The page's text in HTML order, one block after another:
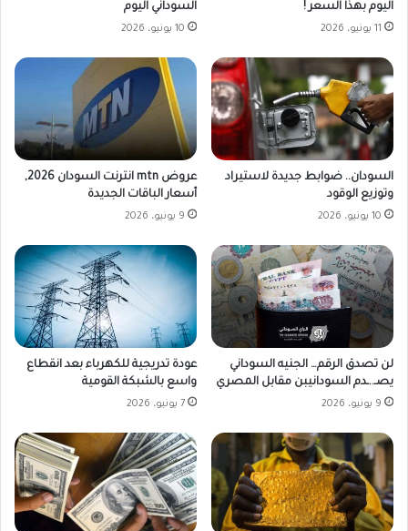
اليوم بهذا السعر !
11 يونيو، 2026
السوداني اليوم
10 يونيو، 2026
السودان.. ضوابط جديدة لاستيراد
وتوزيع الوقود
10 يونيو، 2026
عروض mtn انترنت السودان 2026,
أسعار الباقات الجديدة
9 يونيو، 2026
لن تصدق الرقم… الجنيه السوداني
يصـ..ـدم السودانيبن مقابل المصري
9 يونيو، 2026
عودة تدريجية للكهرباء بعد انقطاع
واسع بالشبكة القومية
7 يونيو، 2026